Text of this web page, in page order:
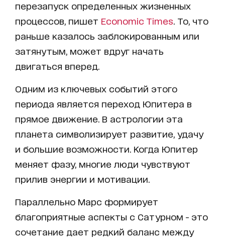
перезапуск определенных жизненных
процессов, пишет Economic Times . То, что
раньше казалось заблокированным или
затянутым, может вдруг начать
двигаться вперед.
Одним из ключевых событий этого
периода является переход Юпитера в
прямое движение. В астрологии эта
планета символизирует развитие, удачу
и большие возможности. Когда Юпитер
меняет фазу, многие люди чувствуют
прилив энергии и мотивации.
Параллельно Марс формирует
благоприятные аспекты с Сатурном - это
сочетание дает редкий баланс между